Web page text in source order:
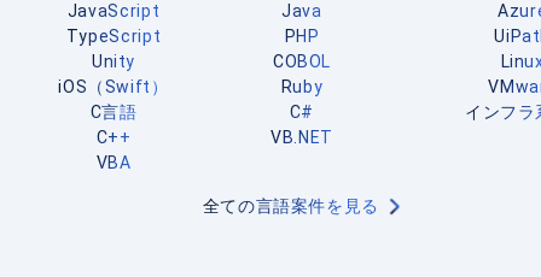
JavaScript
Java
TypeScript
PHP
Unity
COBOL
iOS（Swift）
Ruby
C言語
C#
C++
VB.NET
VBA
全ての言語案件を見る
インフラ